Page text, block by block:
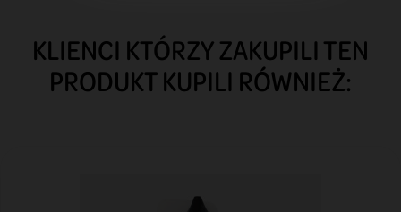
KLIENCI KTÓRZY ZAKUPILI TEN
PRODUKT KUPILI RÓWNIEŻ: